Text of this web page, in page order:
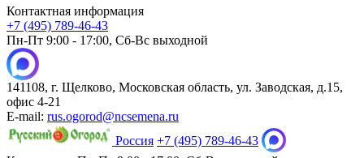
Контактная информация
+7 (495) 789-46-43
Пн-Пт 9:00 - 17:00, Сб-Вс выходной
141108, г. Щелково, Московская область, ул. Заводская, д.15,
офис 4-21
E-mail: rus.ogorod@ncsemena.ru
Россия +7 (495) 789-46-43